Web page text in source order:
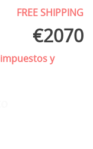
FREE SHIPPING
€2070
y